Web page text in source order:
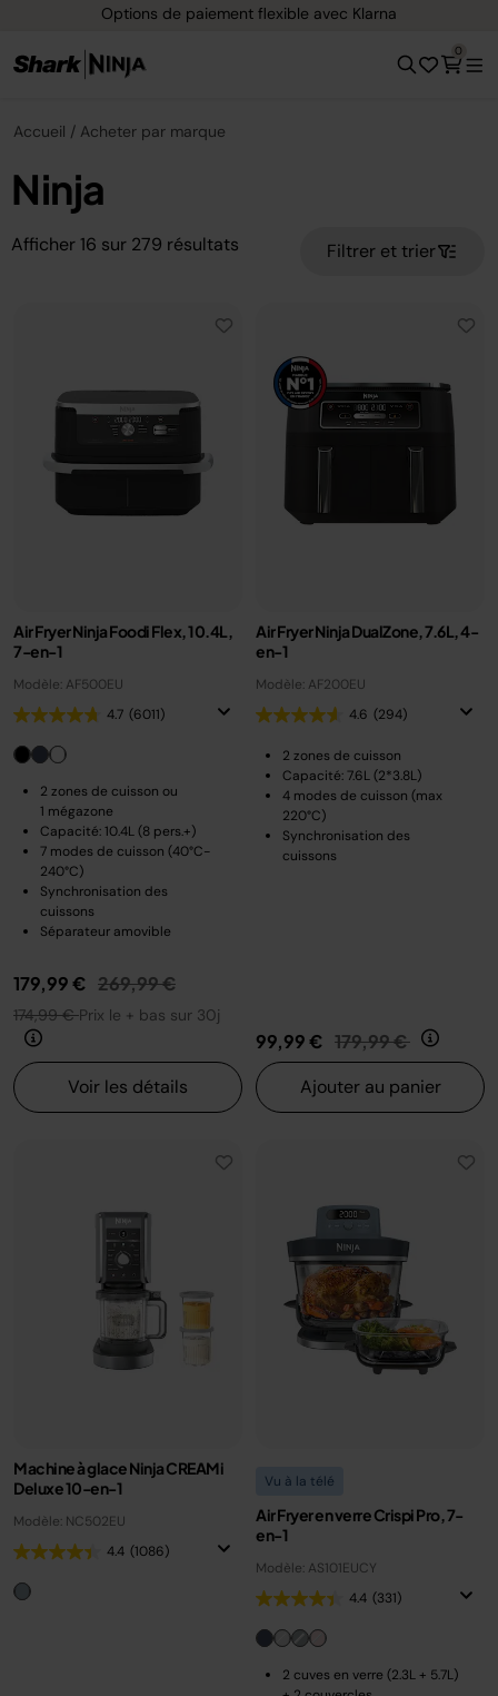
Options de paiement flexible avec Klarna
0
Accueil Acheter par marque
Ninja
Afficher 16 sur 279 résultats Filtrer et trier
Air Fryer Ninja Foodi Flex, 10.4L,
7-en-1
Modèle: AF500EU
4.7 (6011)
2 zones de cuisson ou
1 mégazone
Capacité: 10.4L (8 pers.+)
7 modes de cuisson (40°C-
240°C)
Synchronisation des
cuissons
Séparateur amovible
179,99 € Prix réduit de
269,99 €au
174,99 €Prix le + bas sur 30j
Voir les détails
Air Fryer Ninja DualZone, 7.6L, 4-
en-1
Modèle: AF200EU
4.6 (294)
2 zones de cuisson
Capacité: 7.6L (2*3.8L)
4 modes de cuisson (max
220°C)
Synchronisation des
cuissons
99,99 € Prix réduit de
179,99 € au
Ajouter au panier
Machine à glace Ninja CREAMi
Deluxe 10-en-1
Modèle: NC502EU
4.4 (1086)
Vu à la télé
Air Fryer en verre Crispi Pro, 7-
en-1
Modèle: AS101EUCY
4.4 (331)
2 cuves en verre (2.3L + 5.7L)